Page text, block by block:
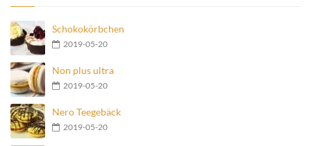
Schokokörbchen
2019-05-20
Non plus ultra
2019-05-20
Nero Teegebäck
2019-05-20